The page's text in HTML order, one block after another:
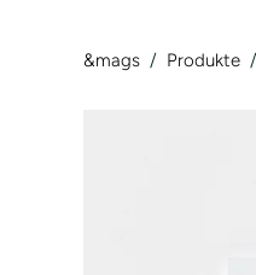
&mags / Produkte /